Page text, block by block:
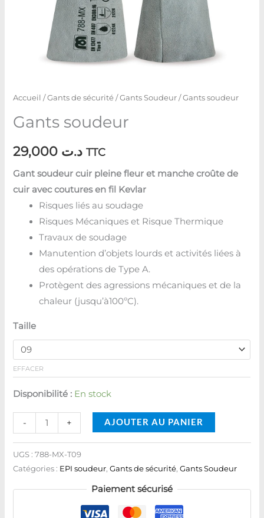
Accueil /Gants de sécurité/Gants Soudeur/ Gants soudeur
Gants soudeur
د.ت TTC
Gant soudeur cuir pleine fleur et manche croûte de
cuir avec coutures en fil Kevlar
Risques liés au soudage
Risques Mécaniques et Risque Thermique
Travaux de soudage
Manutention d’objets lourds et activités liées à
des opérations de Type A.
Protègent des agressions mécaniques et de la
chaleur (jusqu’à100ºC).
Taille
EFFACER
Disponibilité : En stock
- + AJOUTER AU PANIER
UGS :788-MX-T09
Catégories : EPI soudeur,Gants de sécurité,Gants Soudeur
Paiement sécurisé